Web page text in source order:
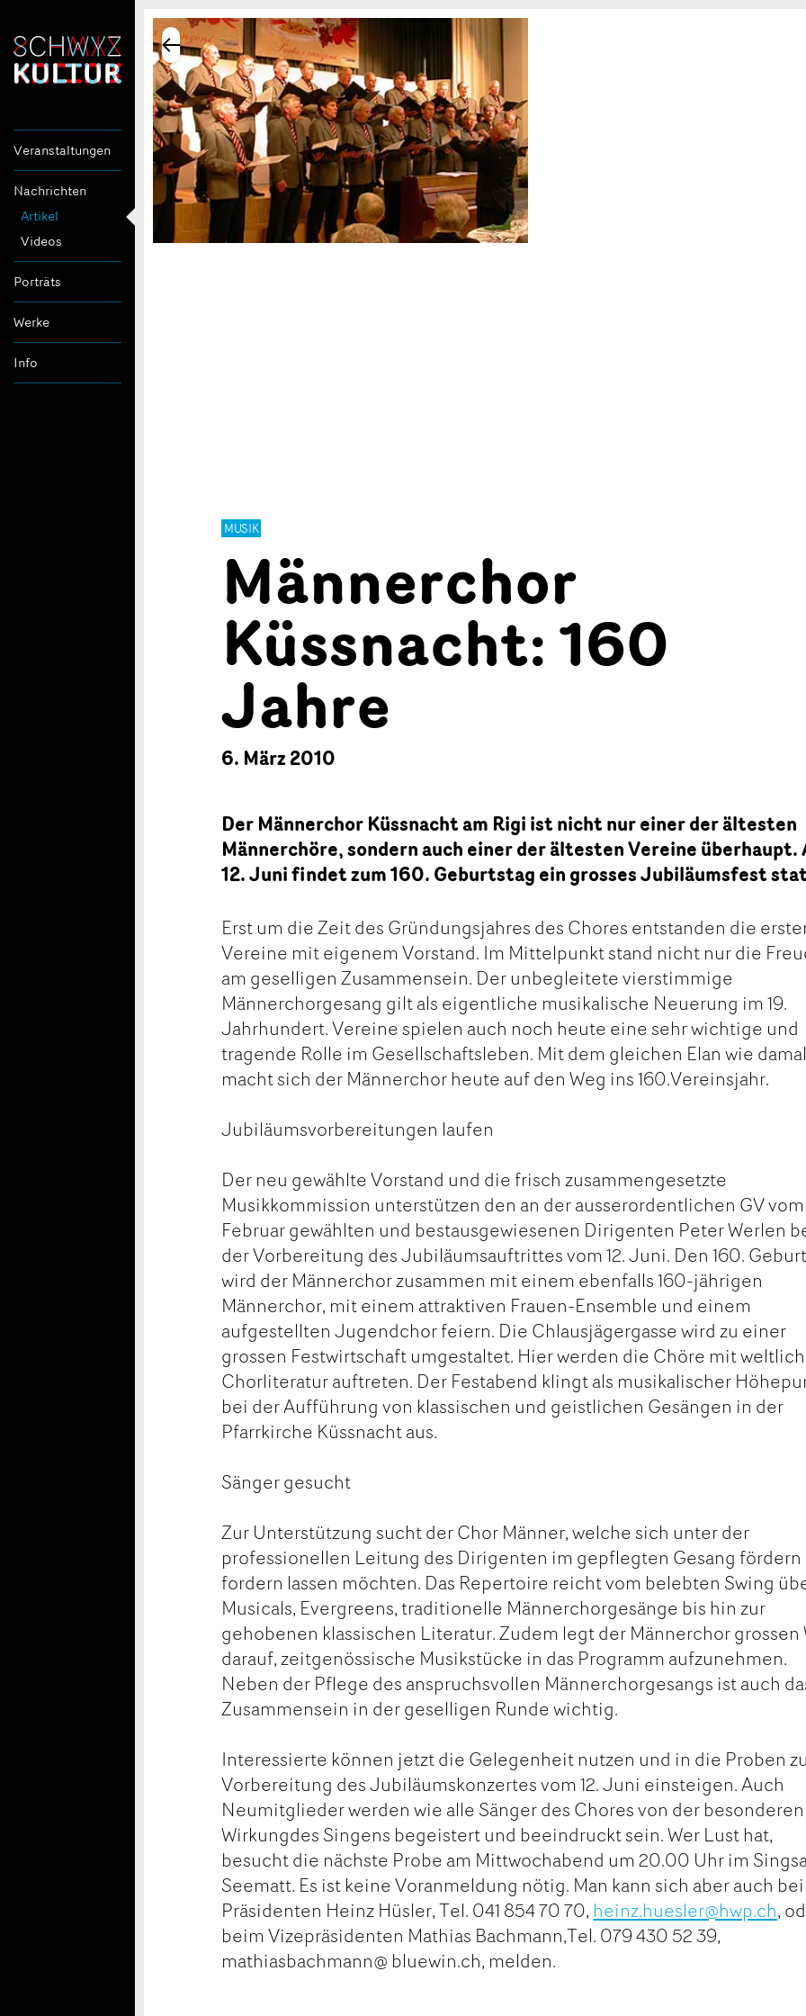
Veranstaltungen
Nachrichten
Artikel
Videos
Porträts
Werke
Info
MUSIK
Männerchor
Küssnacht: 160
Jahre
6. März 2010
Der Männerchor Küssnacht am Rigi ist nicht nur einer der ältesten
Männerchöre, sondern auch einer der ältesten Vereine überhaupt.
12. Juni findet zum 160. Geburtstag ein grosses Jubiläumsfest
Erst um die Zeit des Gründungsjahres des Chores entstanden die
Vereine mit eigenem Vorstand. Im Mittelpunkt stand nicht nur die
am geselligen Zusammensein. Der unbegleitete vierstimmige
Männerchorgesang gilt als eigentliche musikalische Neuerung im 19.
Jahrhundert. Vereine spielen auch noch heute eine sehr wichtige und
tragende Rolle im Gesellschaftsleben. Mit dem gleichen Elan wie
macht sich der Männerchor heute auf den Weg ins 160.Vereinsjahr.
Jubiläumsvorbereitungen laufen
Der neu gewählte Vorstand und die frisch zusammengesetzte
Musikkommission unterstützen den an der ausserordentlichen GV vom
Februar gewählten und bestausgewiesenen Dirigenten Peter Werlen
der Vorbereitung des Jubiläumsauftrittes vom 12. Juni. Den 160.
wird der Männerchor zusammen mit einem ebenfalls 160-jährigen
Männerchor, mit einem attraktiven Frauen-Ensemble und einem
aufgestellten Jugendchor feiern. Die Chlausjägergasse wird zu einer
grossen Festwirtschaft umgestaltet. Hier werden die Chöre mit
Chorliteratur auftreten. Der Festabend klingt als musikalischer
bei der Aufführung von klassischen und geistlichen Gesängen in der
Pfarrkirche Küssnacht aus.
Sänger gesucht
Zur Unterstützung sucht der Chor Männer, welche sich unter der
professionellen Leitung des Dirigenten im gepflegten Gesang fördern
fordern lassen möchten. Das Repertoire reicht vom belebten Swing
Musicals, Evergreens, traditionelle Männerchorgesänge bis hin zur
gehobenen klassischen Literatur. Zudem legt der Männerchor grossen
darauf, zeitgenössische Musikstücke in das Programm aufzunehmen.
Neben der Pflege des anspruchsvollen Männerchorgesangs ist auch
Zusammensein in der geselligen Runde wichtig.
Interessierte können jetzt die Gelegenheit nutzen und in die Proben
Vorbereitung des Jubiläumskonzertes vom 12. Juni einsteigen. Auch
Neumitglieder werden wie alle Sänger des Chores von der besonderen
Wirkungdes Singens begeistert und beeindruckt sein. Wer Lust hat,
besucht die nächste Probe am Mittwochabend um 20.00 Uhr im
Seematt. Es ist keine Voranmeldung nötig. Man kann sich aber auch
Präsidenten Heinz Hüsler, Tel. 041 854 70 70, heinz.huesler@hwp.ch,
beim Vizepräsidenten Mathias Bachmann,Tel. 079 430 52 39,
mathiasbachmann@ bluewin.ch, melden.